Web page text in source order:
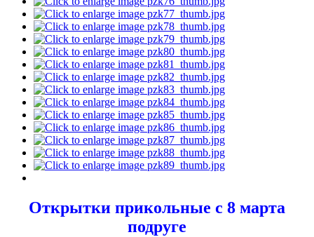
Открытки прикольные с 8 марта
подруге